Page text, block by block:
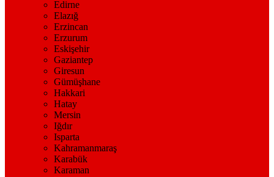
Edirne
Elazığ
Erzincan
Erzurum
Eskişehir
Gaziantep
Giresun
Gümüşhane
Hakkari
Hatay
Mersin
Iğdır
Isparta
Kahramanmaraş
Karabük
Karaman